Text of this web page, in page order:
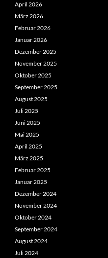
April 2026
März 2026
Februar 2026
Januar 2026
Dezember 2025
November 2025
Oktober 2025
September 2025
August 2025
Juli 2025
Juni 2025
Mai 2025
April 2025
März 2025
Februar 2025
Januar 2025
Dezember 2024
November 2024
Oktober 2024
September 2024
August 2024
Juli 2024